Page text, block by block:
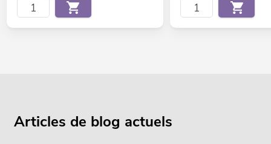
Articles de blog actuels